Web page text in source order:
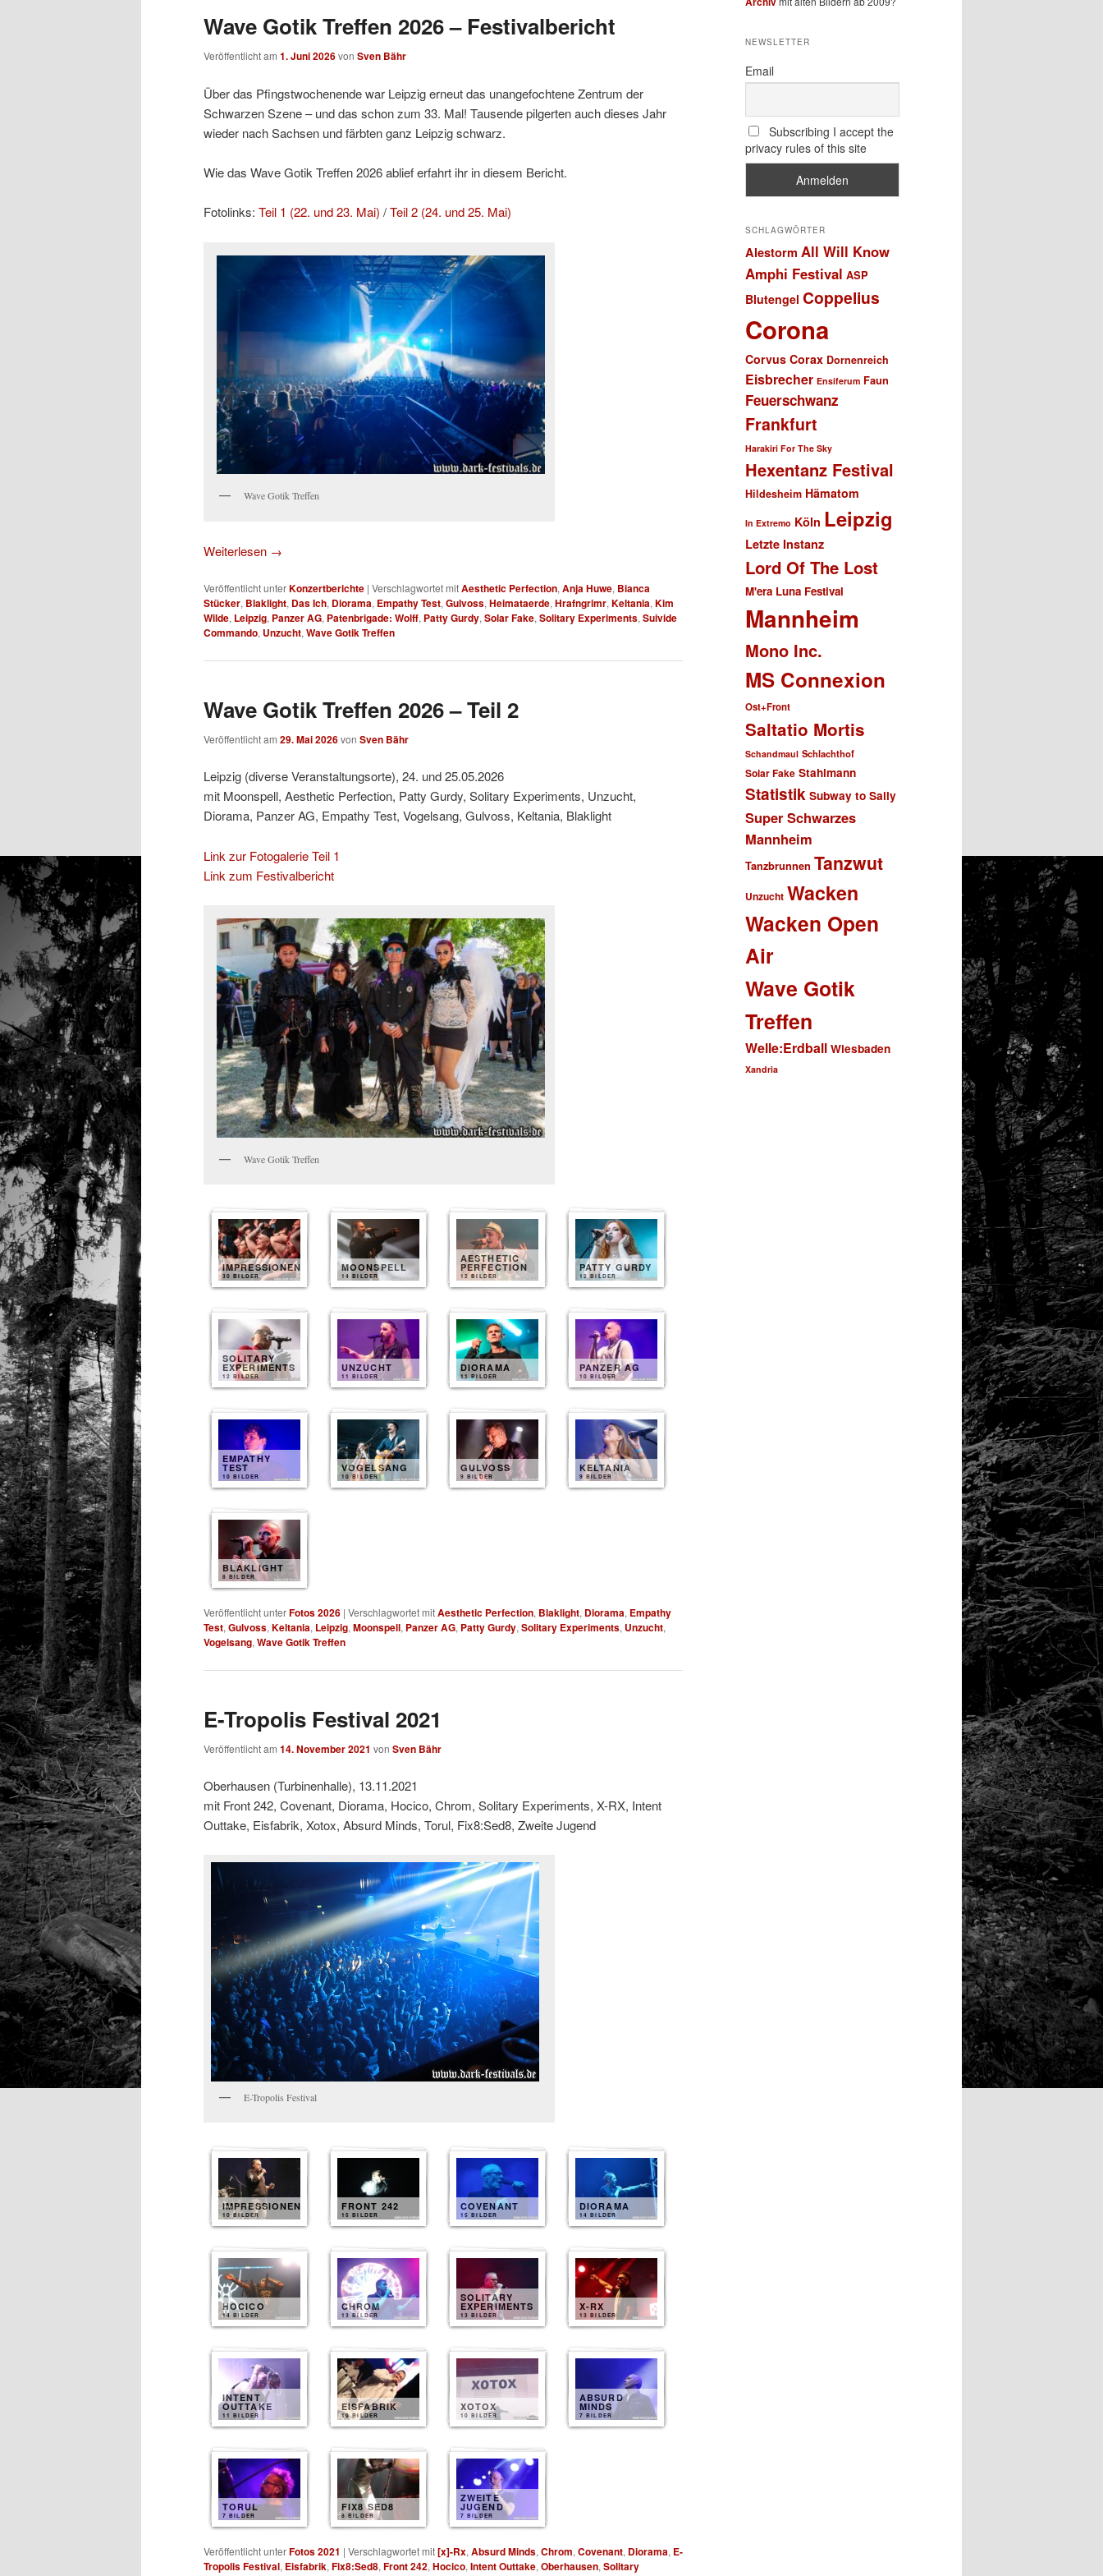
Wave Gotik Treffen 2026 – Festivalbericht
Veröffentlicht am 1. Juni 2026von Sven Bähr
Über das Pfingstwochenende war Leipzig erneut das unangefochtene Zentrum der
Schwarzen Szene – und das schon zum 33. Mal! Tausende pilgerten auch dieses Jahr
wieder nach Sachsen und färbten ganz Leipzig schwarz.
Wie das Wave Gotik Treffen 2026 ablief erfahrt ihr in diesem Bericht.
Fotolinks: Teil 1 (22. und 23. Mai) /Teil 2 (24. und 25. Mai)
Wave Gotik Treffen
Weiterlesen →
Veröffentlicht unterKonzertberichte | Verschlagwortet mitAesthetic Perfection, Anja Huwe, Bianca
Stücker, Blaklight, Das Ich, Diorama, Empathy Test, Gulvoss, Heimataerde, Hrafngrimr, Keltania, Kim
Wilde, Leipzig, Panzer AG, Patenbrigade: Wolff, Patty Gurdy, Solar Fake, Solitary Experiments, Suivide
Commando, Unzucht, Wave Gotik Treffen
Wave Gotik Treffen 2026 – Teil 2
Veröffentlicht am 29. Mai 2026von Sven Bähr
Leipzig (diverse Veranstaltungsorte), 24. und 25.05.2026
mit Moonspell, Aesthetic Perfection, Patty Gurdy, Solitary Experiments, Unzucht,
Diorama, Panzer AG, Empathy Test, Vogelsang, Gulvoss, Keltania, Blaklight
Link zur Fotogalerie Teil 1
Link zum Festivalbericht
Wave Gotik Treffen
IMPRESSIONEN
30 BILDER
MOONSPELL
14 BILDER
AESTHETIC
PERFECTION
12 BILDER
PATTY GURDY
12 BILDER
SOLITARY
EXPERIMENTS
12 BILDER
UNZUCHT
11 BILDER
DIORAMA
11 BILDER
PANZER AG
10 BILDER
EMPATHY
TEST
10 BILDER
VOGELSANG
10 BILDER
GULVOSS
9 BILDER
KELTANIA
9 BILDER
BLAKLIGHT
8 BILDER
Veröffentlicht unterFotos 2026 | Verschlagwortet mitAesthetic Perfection, Blaklight, Diorama, Empathy
Test, Gulvoss, Keltania, Leipzig, Moonspell, Panzer AG, Patty Gurdy, Solitary Experiments, Unzucht,
Vogelsang, Wave Gotik Treffen
E-Tropolis Festival 2021
Veröffentlicht am 14. November 2021 von Sven Bähr
Oberhausen (Turbinenhalle), 13.11.2021
mit Front 242, Covenant, Diorama, Hocico, Chrom, Solitary Experiments, X-RX, Intent
Outtake, Eisfabrik, Xotox, Absurd Minds, Torul, Fix8:Sed8, Zweite Jugend
E-Tropolis Festival
IMPRESSIONEN
10 BILDER
FRONT 242
15 BILDER
COVENANT
15 BILDER
DIORAMA
14 BILDER
HOCICO
14 BILDER
CHROM
13 BILDER
SOLITARY
EXPERIMENTS
13 BILDER
X-RX
13 BILDER
INTENT
OUTTAKE
11 BILDER
EISFABRIK
10 BILDER
XOTOX
10 BILDER
ABSURD
MINDS
7 BILDER
TORUL
7 BILDER
FIX8 SED8
8 BILDER
ZWEITE
JUGEND
7 BILDER
Veröffentlicht unterFotos 2021 | Verschlagwortet mit[x]-Rx, Absurd Minds, Chrom, Covenant, Diorama, E-
Tropolis Festival, Eisfabrik, Fix8:Sed8, Front 242, Hocico, Intent Outtake, Oberhausen, Solitary
NEWSLETTER
Email
Subscribing I accept the
privacy rules of this site
SCHLAGWÖRTER
Alestorm All Will Know
Amphi Festival ASP
Blutengel Coppelius
Corona
Corvus Corax Dornenreich
Eisbrecher Ensiferum Faun
Feuerschwanz
Frankfurt
Harakiri For The Sky
Hexentanz Festival
Hildesheim Hämatom
In Extremo Köln Leipzig
Letzte Instanz
Lord Of The Lost
M'era Luna Festival
Mannheim
Mono Inc.
MS Connexion
Ost+Front
Saltatio Mortis
Schandmaul Schlachthof
Solar Fake Stahlmann
Statistik Subway to Sally
Super Schwarzes
Mannheim
Tanzbrunnen Tanzwut
Unzucht Wacken
Wacken Open
Air
Wave Gotik
Treffen
Welle:Erdball Wiesbaden
Xandria